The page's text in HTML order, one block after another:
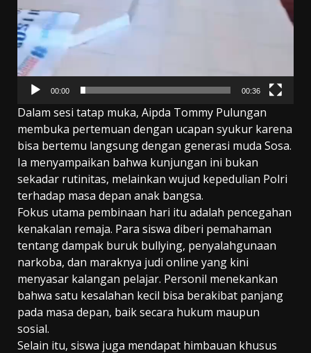
00:00 00:36
Dalam sesi tatap muka, Aipda Tommy Pulungan
membuka pertemuan dengan ucapan syukur karena
bisa bertemu langsung dengan generasi muda Sosa.
Ia menyampaikan bahwa kunjungan ini bukan
sekadar rutinitas, melainkan wujud kepedulian Polri
terhadap masa depan anak bangsa.
Fokus utama pembinaan hari itu adalah pencegahan
kenakalan remaja. Para siswa diberi pemahaman
tentang dampak buruk bullying, penyalahgunaan
narkoba, dan maraknya judi online yang kini
menyasar kalangan pelajar. Personil menekankan
bahwa satu kesalahan kecil bisa berakibat panjang
pada masa depan, baik secara hukum maupun
sosial.
Selain itu, siswa juga mendapat himbauan khusus